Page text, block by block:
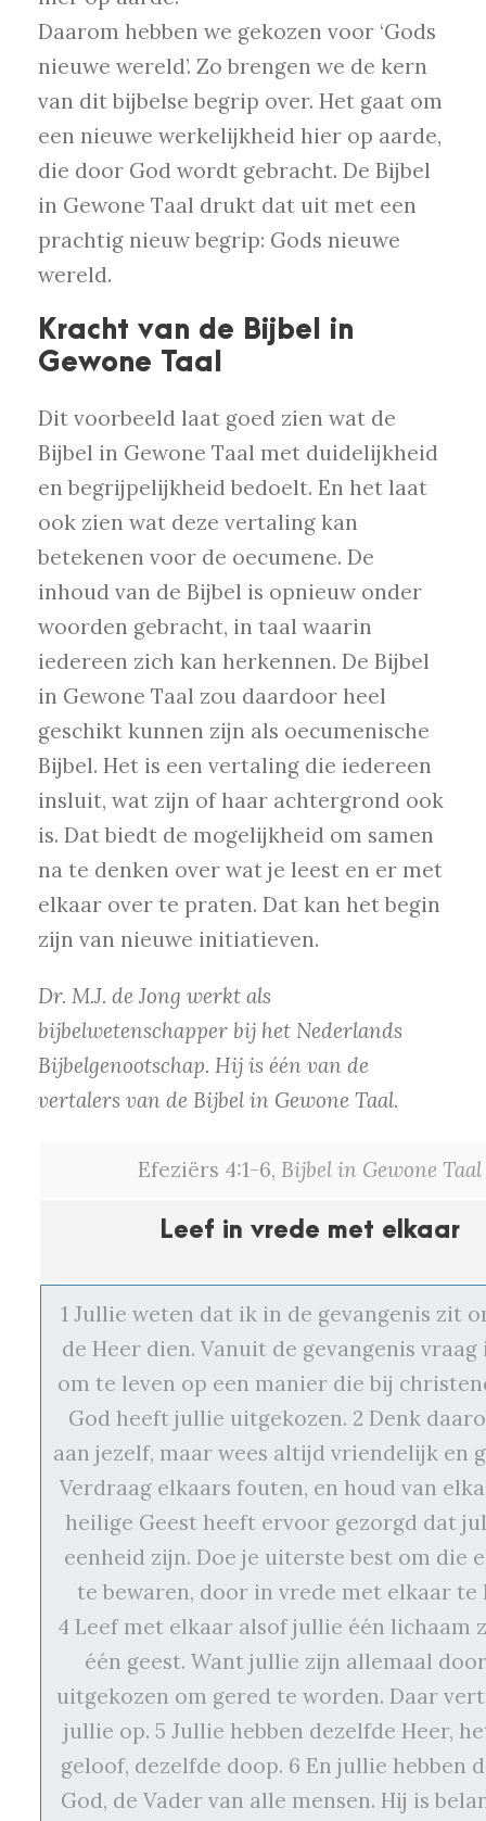
Daarom hebben we gekozen voor ‘Gods
nieuwe wereld’. Zo brengen we de kern
van dit bijbelse begrip over. Het gaat om
een nieuwe werkelijkheid hier op aarde,
die door God wordt gebracht. De Bijbel
in Gewone Taal drukt dat uit met een
prachtig nieuw begrip: Gods nieuwe
wereld.
Kracht van de Bijbel in
Gewone Taal
Dit voorbeeld laat goed zien wat de
Bijbel in Gewone Taal met duidelijkheid
en begrijpelijkheid bedoelt. En het laat
ook zien wat deze vertaling kan
betekenen voor de oecumene. De
inhoud van de Bijbel is opnieuw onder
woorden gebracht, in taal waarin
iedereen zich kan herkennen. De Bijbel
in Gewone Taal zou daardoor heel
geschikt kunnen zijn als oecumenische
Bijbel. Het is een vertaling die iedereen
insluit, wat zijn of haar achtergrond ook
is. Dat biedt de mogelijkheid om samen
na te denken over wat je leest en er met
elkaar over te praten. Dat kan het begin
zijn van nieuwe initiatieven.
Dr. M.J. de Jong werkt als
bijbelwetenschapper bij het Nederlands
Bijbelgenootschap. Hij is één van de
vertalers van de Bijbel in Gewone Taal.
Efeziërs 4:1-6, Bijbel in Gewone Taal
Leef in vrede met elkaar
1 Jullie weten dat ik in de gevangenis zit
de Heer dien. Vanuit de gevangenis
om te leven op een manier die bij
God heeft jullie uitgekozen. 2 Denk
aan jezelf, maar wees altijd vriendelijk en
Verdraag elkaars fouten, en houd van
heilige Geest heeft ervoor gezorgd dat
eenheid zijn. Doe je uiterste best om die
te bewaren, door in vrede met elkaar te
4 Leef met elkaar alsof jullie één lichaam
één geest. Want jullie zijn allemaal
uitgekozen om gered te worden. Daar
jullie op. 5 Jullie hebben dezelfde Heer,
geloof, dezelfde doop. 6 En jullie hebben
God, de Vader van alle mensen. Hij is